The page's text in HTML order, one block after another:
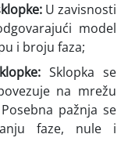
U zavisnosti
model
i broju faza;
Sklopka se
na mrežu
pažnja se
faze, nule i